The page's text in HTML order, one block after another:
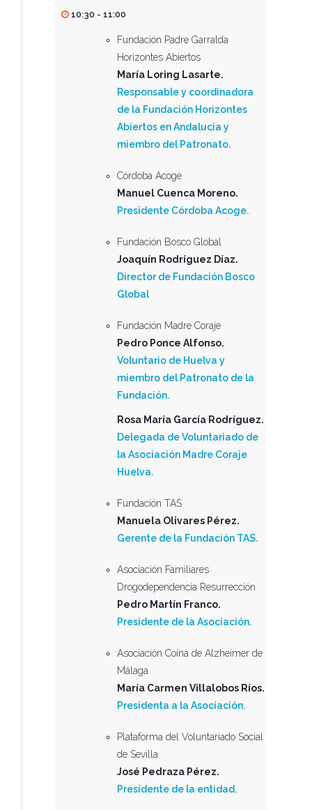
10:30 - 11:00
Fundación Padre Garralda
Horizontes Abiertos
María Loring Lasarte.
Responsable y coordinadora
de la Fundación Horizontes
Abiertos en Andalucía y
miembro del Patronato.
Córdoba Acoge
Manuel Cuenca Moreno.
Presidente Córdoba Acoge.
Fundación Bosco Global
Joaquín Rodríguez Díaz.
Director de Fundación Bosco
Global
Fundación Madre Coraje
Pedro Ponce Alfonso.
Voluntario de Huelva y
miembro del Patronato de la
Fundación.
Rosa María García Rodríguez.
Delegada de Voluntariado de
la Asociación Madre Coraje
Huelva.
Fundación TAS
Manuela Olivares Pérez.
Gerente de la Fundación TAS.
Asociación Familiares
Drogodependencia Resurrección
Pedro Martín Franco.
Presidente de la Asociación.
Asociación Coina de Alzheimer de
Málaga
María Carmen Villalobos Ríos.
Presidenta a la Asociación.
Plataforma del Voluntariado Social
de Sevilla
José Pedraza Pérez.
Presidente de la entidad.